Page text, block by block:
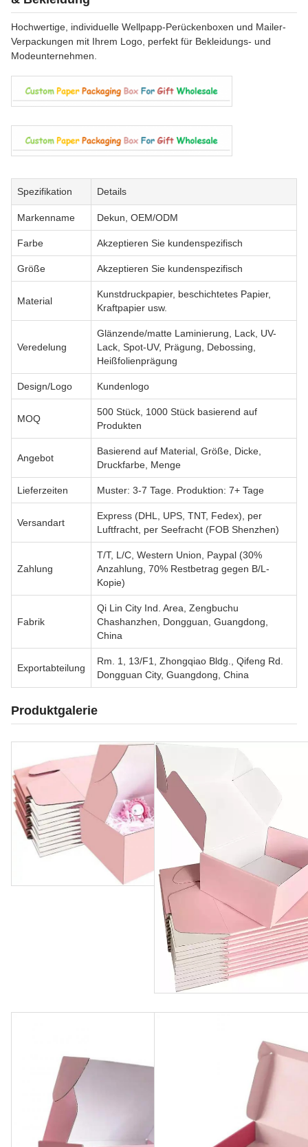
Hochwertige, individuelle Wellpapp-Perückenboxen und Mailer-
Verpackungen mit Ihrem Logo, perfekt für Bekleidungs- und
Modeunternehmen.
Spezifikation Details
Markenname Dekun, OEM/ODM
Farbe Akzeptieren Sie kundenspezifisch
Größe Akzeptieren Sie kundenspezifisch
Material
Kunstdruckpapier, beschichtetes Papier,
Kraftpapier usw.
Veredelung
Glänzende/matte Laminierung, Lack, UV-
Lack, Spot-UV, Prägung, Debossing,
Heißfolienprägung
Design/Logo Kundenlogo
MOQ
500 Stück, 1000 Stück basierend auf
Produkten
Angebot
Basierend auf Material, Größe, Dicke,
Druckfarbe, Menge
Lieferzeiten Muster: 3-7 Tage. Produktion: 7+ Tage
Versandart
Express (DHL, UPS, TNT, Fedex), per
Luftfracht, per Seefracht (FOB Shenzhen)
Zahlung
T/T, L/C, Western Union, Paypal (30%
Anzahlung, 70% Restbetrag gegen B/L-
Kopie)
Fabrik
Qi Lin City Ind. Area, Zengbuchu
Chashanzhen, Dongguan, Guangdong,
China
Exportabteilung
Rm. 1, 13/F1, Zhongqiao Bldg., Qifeng Rd.
Dongguan City, Guangdong, China
Produktgalerie